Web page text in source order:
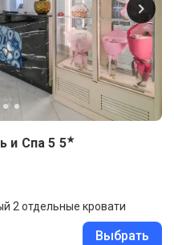
и Спа 5 5★
2 отдельные кровати
Выбрать